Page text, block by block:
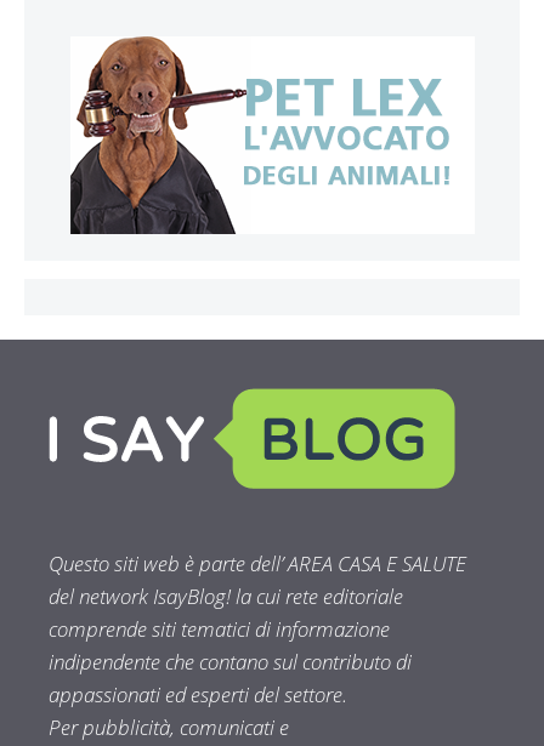
Questo siti web è parte dell’ AREA CASA E SALUTE
del network IsayBlog! la cui rete editoriale
comprende siti tematici di informazione
indipendente che contano sul contributo di
appassionati ed esperti del settore.
Per pubblicità, comunicati e